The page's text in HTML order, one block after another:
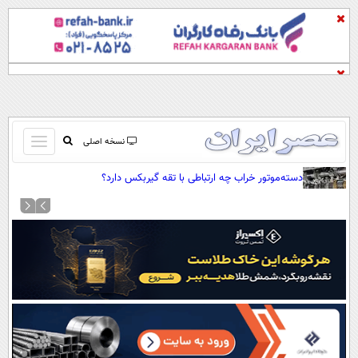
نسخه اصلی
باز
و
کردن
صفحه اول
آرشیو
نظرسنجی
آب و هوا
اوقات شرعی
سواد زندگی
دسته‌موتور خراب چه ارتباطی با تقه گیربکس دارد؟